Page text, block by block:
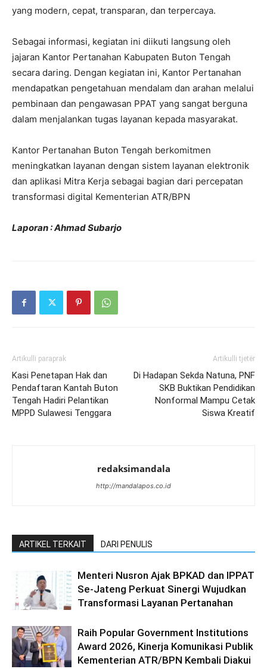
yang modern, cepat, transparan, dan terpercaya.
Sebagai informasi, kegiatan ini diikuti langsung oleh
jajaran Kantor Pertanahan Kabupaten Buton Tengah
secara daring. Dengan kegiatan ini, Kantor Pertanahan
mendapatkan pengetahuan mendalam dan arahan melalui
pembinaan dan pengawasan PPAT yang sangat berguna
dalam menjalankan tugas layanan kepada masyarakat.
Kantor Pertanahan Buton Tengah berkomitmen
meningkatkan layanan dengan sistem layanan elektronik
dan aplikasi Mitra Kerja sebagai bagian dari percepatan
transformasi digital Kementerian ATR/BPN
Laporan : Ahmad Subarjo
Artikulli paraprak
Kasi Penetapan Hak dan
Pendaftaran Kantah Buton
Tengah Hadiri Pelantikan
MPPD Sulawesi Tenggara
Artikulli tjetër
Di Hadapan Sekda Natuna, PNF
SKB Buktikan Pendidikan
Nonformal Mampu Cetak
Siswa Kreatif
redaksimandala
http://mandalapos.co.id
ARTIKEL TERKAIT DARI PENULIS
Menteri Nusron Ajak BPKAD dan IPPAT
Se-Jateng Perkuat Sinergi Wujudkan
Transformasi Layanan Pertanahan
Raih Popular Government Institutions
Award 2026, Kinerja Komunikasi Publik
Kementerian ATR/BPN Kembali Diakui